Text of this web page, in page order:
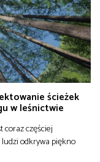
ścieżek
w leśnictwie
coraz częściej
odkrywa piękno